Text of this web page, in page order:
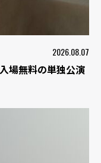
2026.08.07
場無料の単独公演